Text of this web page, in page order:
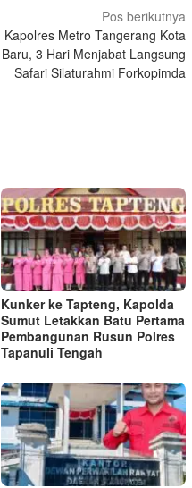
Pos berikutnya
Kapolres Metro Tangerang Kota
Baru, 3 Hari Menjabat Langsung
Safari Silaturahmi Forkopimda
Kunker ke Tapteng, Kapolda
Sumut Letakkan Batu Pertama
Pembangunan Rusun Polres
Tapanuli Tengah